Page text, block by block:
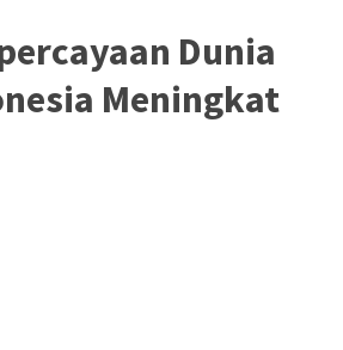
Dunia
Meningkat